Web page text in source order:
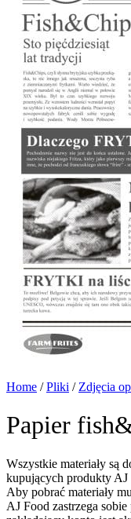
Home /Pliki / Zdjęcia
Papier
Wszystkie materiały są
kupujących produkty AJ
Aby pobrać materiały
AJ Food zastrzega